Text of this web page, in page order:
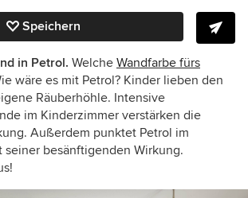
Speichern
in Petrol. Welche Wandfarbe fürs
wäre es mit Petrol? Kinder lieben den
Räuberhöhle. Intensive
im Kinderzimmer verstärken die
Außerdem punktet Petrol im
seiner besänftigenden Wirkung.